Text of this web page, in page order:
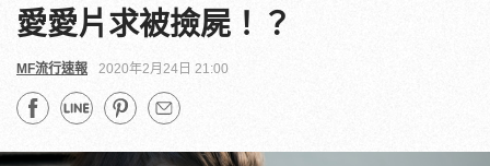
愛愛片求被撿屍！？
MF流行速報 2020年2月24日 21:00